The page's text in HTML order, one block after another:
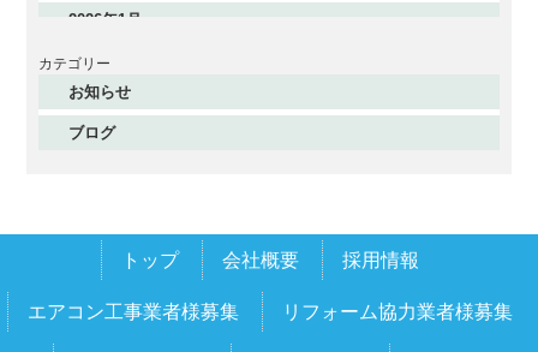
2026年1月
2025年12月
2025年11月
2025年10月
2025年7月
2025年6月
カテゴリー
お知らせ
ブログ
トップ 会社概要 採用情報
エアコン工事業者様募集 リフォーム協力業者様募集